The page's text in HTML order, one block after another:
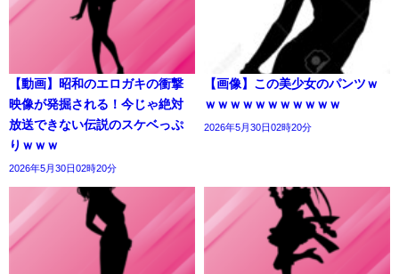
【動画】昭和のエロガキの衝撃
映像が発掘される！今じゃ絶対
放送できない伝説のスケベっぷ
りｗｗｗ
2026年5月30日02時20分
【画像】この美少女のパンツｗ
ｗｗｗｗｗｗｗｗｗｗｗ
2026年5月30日02時20分